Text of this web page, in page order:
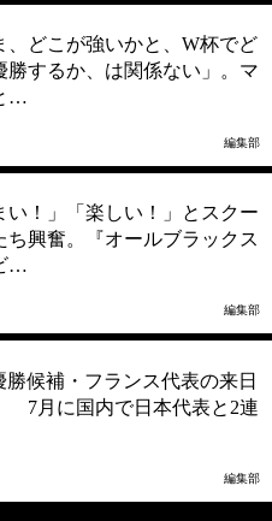
、どこが強いかと、W杯でど
勝するか、は関係ない」。マ
…
編集部
い！」「楽しい！」とスクー
ち興奮。『オールブラックス
…
編集部
勝候補・フランス代表の来日
7月に国内で日本代表と2連
編集部